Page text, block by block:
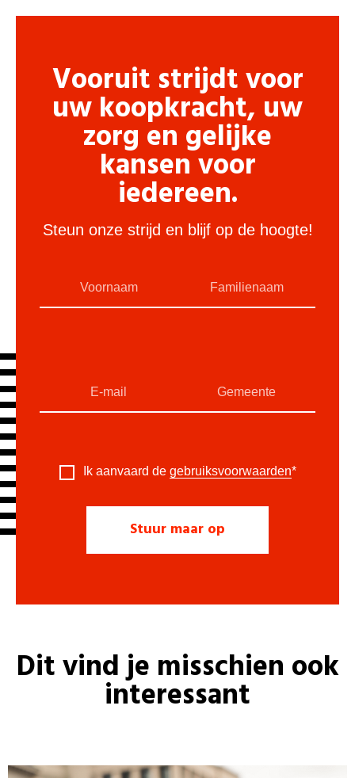
Vooruit strijdt voor
uw koopkracht, uw
zorg en gelijke
kansen voor
iedereen.
Steun onze strijd en blijf op de hoogte!
Ik aanvaard de gebruiksvoorwaarden*
Dit vind je misschien ook
interessant